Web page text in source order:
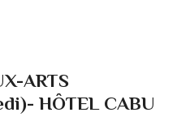
ARTS
HÔTEL CABU